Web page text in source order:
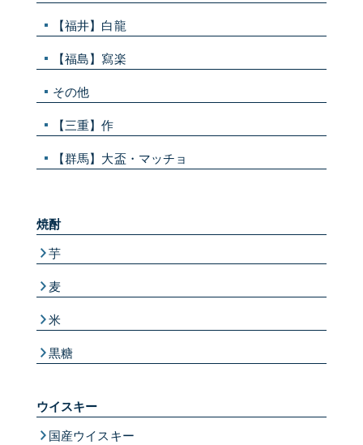
【福井】白龍
【福島】寫楽
その他
【三重】作
【群馬】大盃・マッチョ
焼酎
芋
麦
米
黒糖
ウイスキー
国産ウイスキー